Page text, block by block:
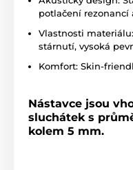
potlačení rezonancí
Vlastnosti
stárnutí, vysoká
Komfort: Skin-
Nástavce jsou
sluchátek s
kolem 5 mm.